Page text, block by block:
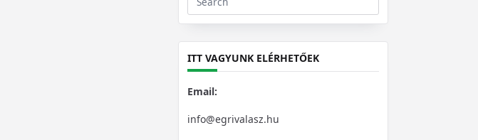
Search
for:
ITT VAGYUNK ELÉRHETŐEK
Email:
info@egrivalasz.hu